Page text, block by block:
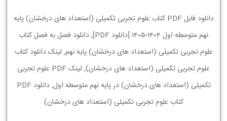
دانلود فایل PDF کتاب علوم تجربی تکمیلی (استعداد های درخشان) پایه
نهم متوسطه اول 1404-1405 [دانلود PDF], دانلود فصل به فصل کتاب
علوم تجربی تکمیلی (استعداد های درخشان) پایه نهم, لینک دانلود کتاب
علوم تجربی تکمیلی (استعداد های درخشان), لینک PDF علوم تجربی
تکمیلی (استعداد های درخشان) در پایه نهم متوسطه اول, دانلود PDF
کتاب علوم تجربی تکمیلی (استعداد های درخشان)